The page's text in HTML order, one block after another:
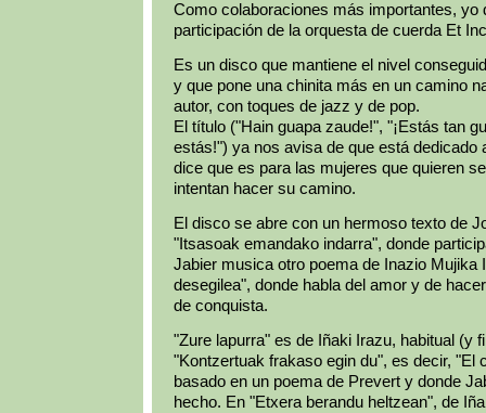
Como colaboraciones más importantes, yo
participación de la orquesta de cuerda Et
Es un disco que mantiene el nivel
y que pone una chinita más en un camino
autor, con toques de jazz y de pop.
El título ("Hain guapa zaude!", "¡Estás tan
estás!") ya nos avisa de que está dedicado
dice que es para las mujeres que quieren
intentan hacer su camino.
El disco se abre con un hermoso texto de
"Itsasoak emandako indarra", donde
Jabier musica otro poema de Inazio Mujika
desegilea", donde habla del amor y de
de conquista.
"Zure lapurra" es de Iñaki Irazu, habitual (y
"Kontzertuak frakaso egin du", es decir, "El
basado en un poema de Prevert y donde
hecho. En "Etxera berandu heltzean", de